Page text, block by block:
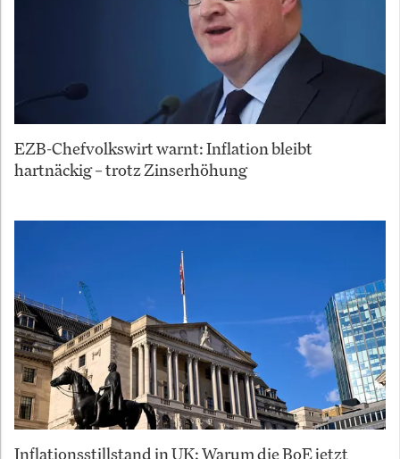
EZB-Chefvolkswirt warnt: Inflation bleibt
hartnäckig – trotz Zinserhöhung
Inflationsstillstand in UK: Warum die BoE jetzt